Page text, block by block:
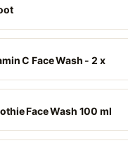
C Face Wash - 2 x
Face Wash 100 ml